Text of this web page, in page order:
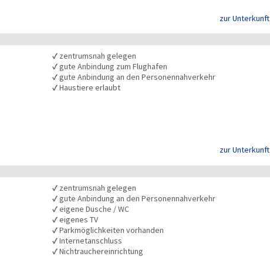
zur Unterkunft
✓ zentrumsnah gelegen
✓gute Anbindung zum Flughafen
✓gute Anbindung an den Personennahverkehr
✓Haustiere erlaubt
zur Unterkunft
✓ zentrumsnah gelegen
✓gute Anbindung an den Personennahverkehr
✓eigene Dusche / WC
✓eigenes TV
✓Parkmöglichkeiten vorhanden
✓Internetanschluss
✓Nichtrauchereinrichtung